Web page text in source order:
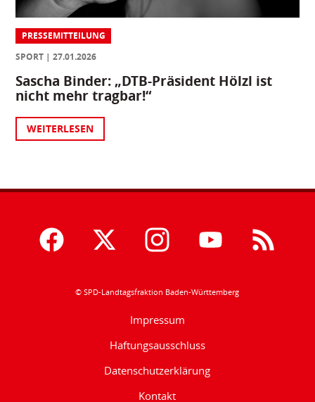
PRESSEMITTEILUNG
SPORT
27.01.2026
Sascha Binder: „DTB-Präsident Hölzl ist
nicht mehr tragbar!“
WEITERLESEN
© SPD-Landtagsfraktion Baden-Württemberg
Impressum
Haftungsausschluss
Datenschutzerklärung
Kontakt